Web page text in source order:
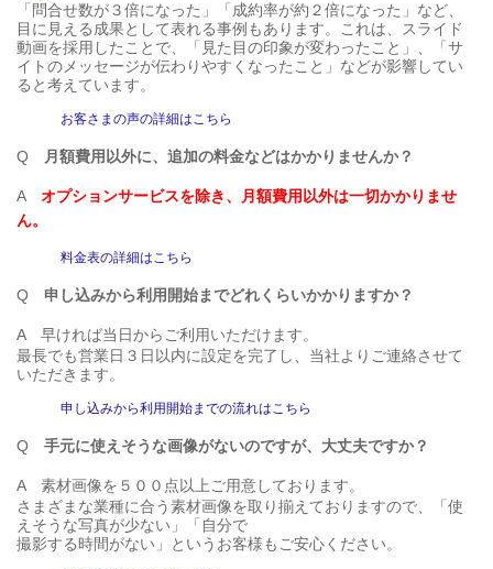
「問合せ数が３倍になった」「成約率が約２倍になった」など、
目に見える成果として表れる事例もあります。これは、スライド
動画を採用したことで、「見た目の印象が変わったこと」、「サ
イトのメッセージが伝わりやすくなったこと」などが影響してい
ると考えています。
お客さまの声の詳細はこちら
Q 月額費用以外に、追加の料金などはかかりませんか？
A オプションサービスを除き、月額費用以外は一切かかりませ
ん。
料金表の詳細はこちら
Q 申し込みから利用開始までどれくらいかかりますか？
A 早ければ当日からご利用いただけます。
最長でも営業日３日以内に設定を完了し、当社よりご連絡させて
いただきます。
申し込みから利用開始までの流れはこちら
Q 手元に使えそうな画像がないのですが、大丈夫ですか？
A 素材画像を５００点以上ご用意しております。
さまざまな業種に合う素材画像を取り揃えておりますので、「使
えそうな写真が少ない」「自分で
撮影する時間がない」というお客様もご安心ください。